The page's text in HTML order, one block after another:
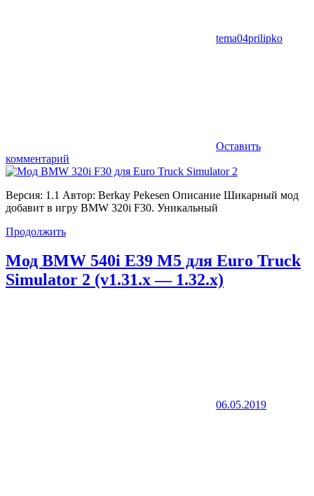
tema04prilipko
Оставить
комментарий
Версия: 1.1 Автор: Berkay Pekesen Описание Шикарный мод
добавит в игру BMW 320i F30. Уникальный
Продолжить
Мод BMW 540i E39 M5 для Euro Truck
Simulator 2 (v1.31.x — 1.32.x)
06.05.2019